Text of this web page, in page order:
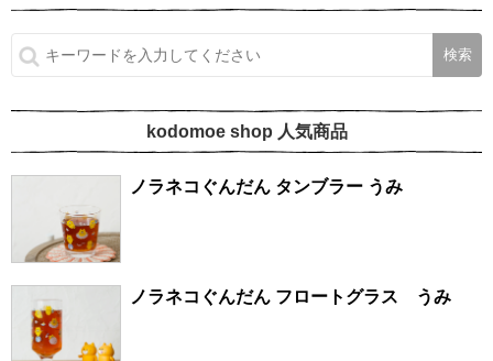
kodomoe shop 人気商品
ノラネコぐんだん タンブラー うみ
ノラネコぐんだん フロートグラス うみ